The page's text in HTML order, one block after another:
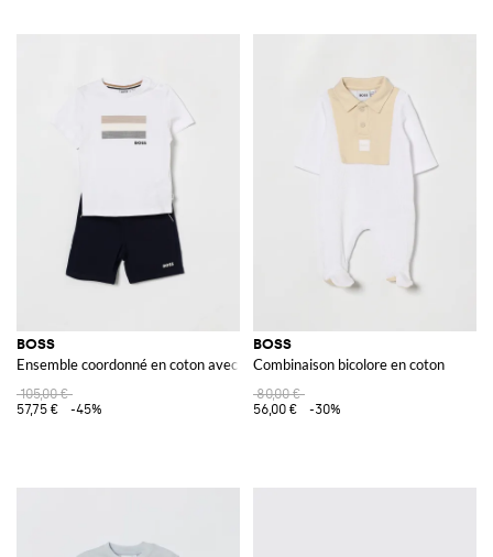
BOSS
Ensemble coordonné en coton avec logo
105,00 €
57,75 €
-45%
BOSS
Combinaison bicolore en coton
80,00 €
56,00 €
-30%